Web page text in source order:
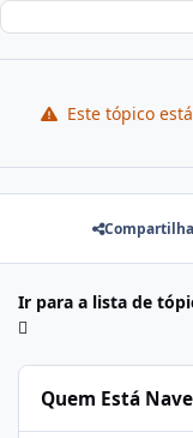
Este tópico
Ir para a lista de
Quem Está